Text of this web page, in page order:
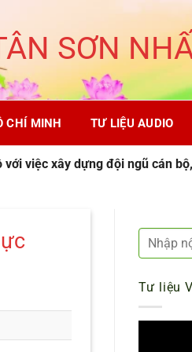
SƠN
CHÍ MINH TƯ LIỆU AUDIO
với việc xây dựng đội ngũ cán
Tư liệu